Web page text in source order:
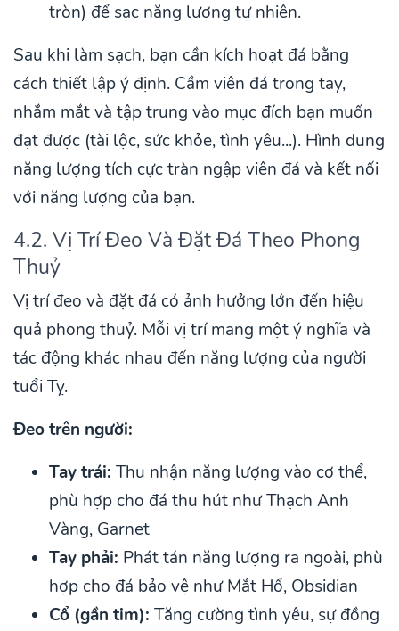
tròn) để sạc năng lượng tự nhiên.
Sau khi làm sạch, bạn cần kích hoạt đá bằng
cách thiết lập ý định. Cầm viên đá trong tay,
nhắm mắt và tập trung vào mục đích bạn muốn
đạt được (tài lộc, sức khỏe, tình yêu...). Hình dung
năng lượng tích cực tràn ngập viên đá và kết nối
với năng lượng của bạn.
4.2. Vị Trí Đeo Và Đặt Đá Theo Phong
Thuỷ
Vị trí đeo và đặt đá có ảnh hưởng lớn đến hiệu
quả phong thuỷ. Mỗi vị trí mang một ý nghĩa và
tác động khác nhau đến năng lượng của người
tuổi Tỵ.
Đeo trên người:
Tay trái: Thu nhận năng lượng vào cơ thể,
phù hợp cho đá thu hút như Thạch Anh
Vàng, Garnet
Tay phải: Phát tán năng lượng ra ngoài, phù
hợp cho đá bảo vệ như Mắt Hổ, Obsidian
Cổ (gần tim): Tăng cường tình yêu, sự đồng